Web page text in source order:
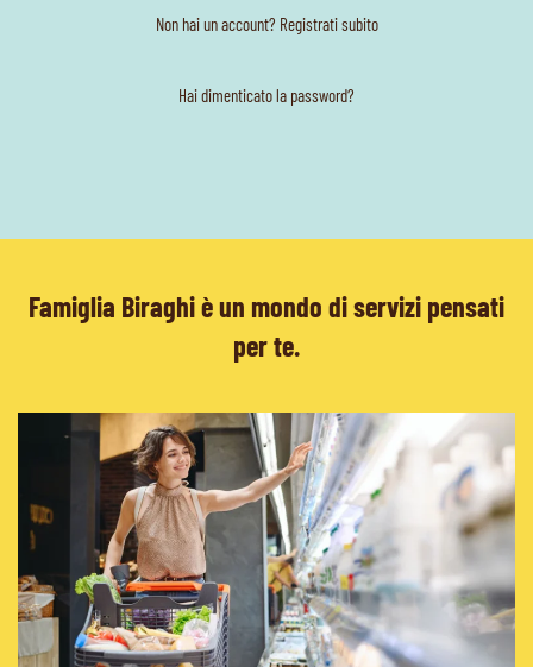
Non hai un account? Registrati subito
Hai dimenticato la password?
Famiglia Biraghi è un mondo di servizi pensati
per te.